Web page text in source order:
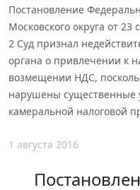
Постановление
Московского округа от
2 Суд признал
органа о привлечении к
возмещении НДС,
нарушены существенные
камеральной налоговой
1 августа 2016